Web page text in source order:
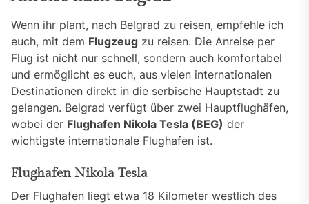
Wenn ihr plant, nach Belgrad zu reisen, empfehle ich
euch, mit dem Flugzeug zu reisen. Die Anreise per
Flug ist nicht nur schnell, sondern auch komfortabel
und ermöglicht es euch, aus vielen internationalen
Destinationen direkt in die serbische Hauptstadt zu
gelangen. Belgrad verfügt über zwei Hauptflughäfen,
wobei der Flughafen Nikola Tesla (BEG) der
wichtigste internationale Flughafen ist.
Flughafen Nikola Tesla
Der Flughafen liegt etwa 18 Kilometer westlich des